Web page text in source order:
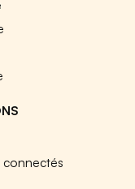
connectés